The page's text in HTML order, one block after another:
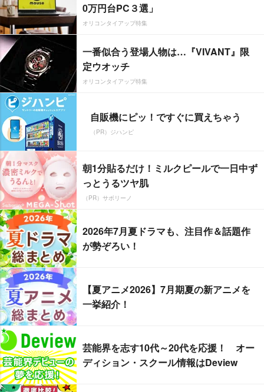
0万円台PC３選」
オリコンタイアップ特集
一番似合う登場人物は…『VIVANT』限
定ウオッチ
オリコンタイアップ特集
自販機にピッ！ですぐに買えちゃう
（PR）ジハンピ
朝1分貼るだけ！ミルクピールで一日中ず
っとうるツヤ肌
（PR）サボリーノ
2026年7月夏ドラマも、注目作＆話題作
が勢ぞろい！
【夏アニメ2026】7月期夏の新アニメを
一挙紹介！
芸能界を志す10代～20代を応援！ オー
ディション・スクール情報はDeview